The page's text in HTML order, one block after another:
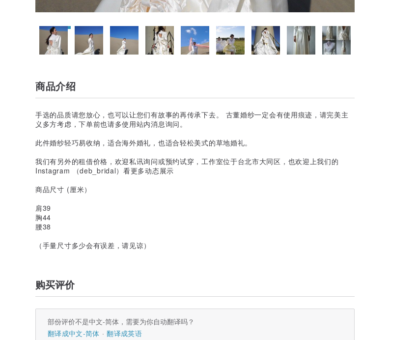
商品介绍
手选的品质请您放心，也可以让您们有故事的再传承下去。 古董婚纱一定会有使用痕迹，请完美主
义多方考虑，下单前也请多使用站内消息询问。
此件婚纱轻巧易收纳，适合海外婚礼，也适合轻松美式的草地婚礼。
我们有另外的租借价格，欢迎私讯询问或预约试穿，工作室位于台北市大同区，也欢迎上我们的
Instagram （deb_bridal）看更多动态展示
商品尺寸 (厘米）
肩39
胸44
腰38
（手量尺寸多少会有误差，请见谅）
购买评价
部份评价不是中文-简体，需要为你自动翻译吗？
翻译成中文-简体
翻译成英语